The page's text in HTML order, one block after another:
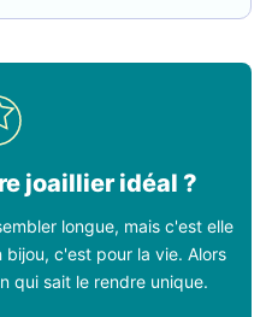
joaillier idéal ?
longue, mais c'est elle
c'est pour la vie. Alors
qui sait le rendre unique.